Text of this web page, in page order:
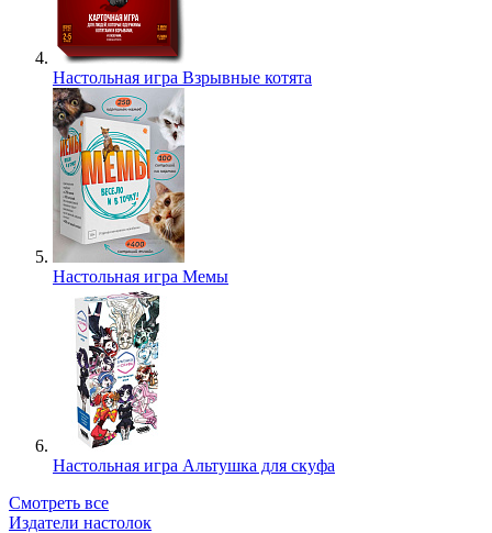
Настольная игра Взрывные котята
Настольная игра Мемы
Настольная игра Альтушка для скуфа
Смотреть все
Издатели настолок